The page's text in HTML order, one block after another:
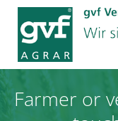
Farmer or